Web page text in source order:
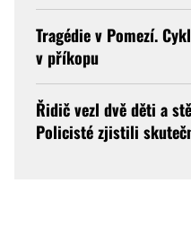
Tragédie v Pomezí.
v příkopu
Řidič vezl dvě děti a
Policisté zjistili